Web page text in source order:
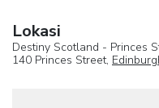
Lokasi
Destiny Scotland - Princes
140 Princes Street,